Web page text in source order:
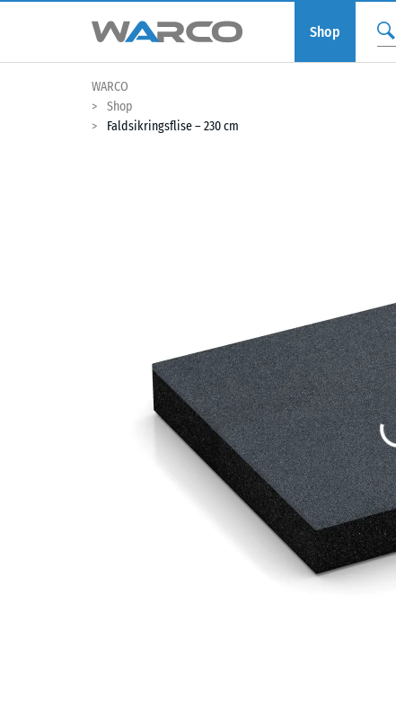
Shop
WARCO
Shop
Faldsikringsflise – 230 cm